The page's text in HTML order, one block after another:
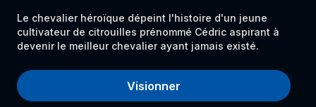
Le chevalier héroïque dépeint l'histoire d'un jeune
cultivateur de citrouilles prénommé Cédric aspirant à
devenir le meilleur chevalier ayant jamais existé.
Visionner